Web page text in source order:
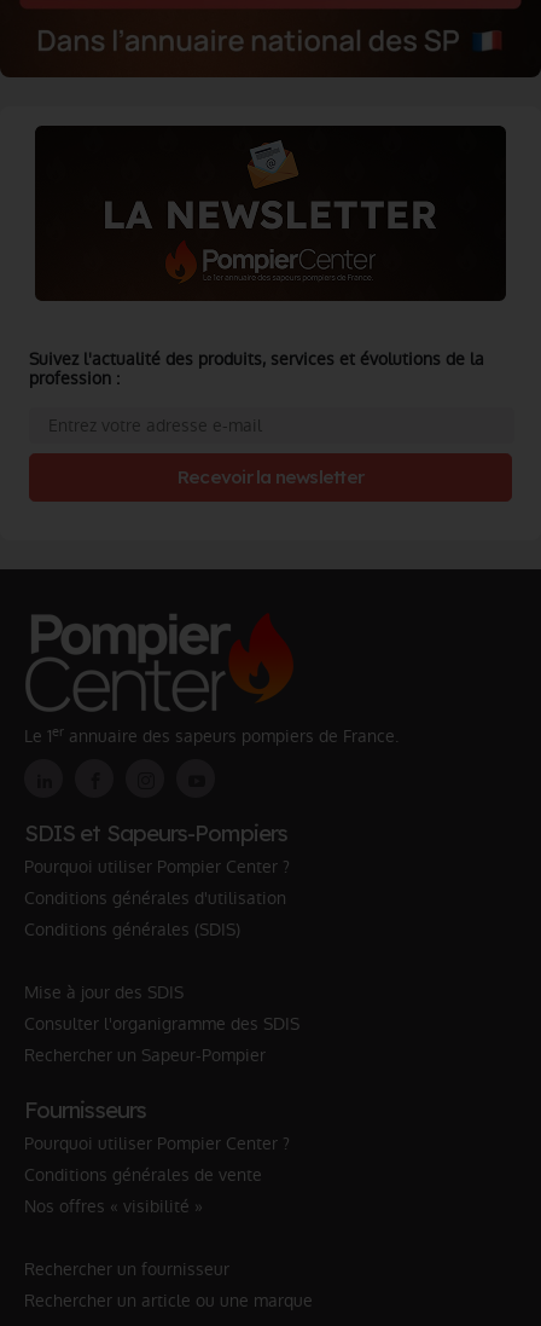
Suivez l'actualité des produits, services et évolutions de la
profession :
Recevoir la newsletter
Le 1er annuaire des sapeurs pompiers de France.
SDIS et Sapeurs-Pompiers
Pourquoi utiliser Pompier Center ?
Conditions générales d'utilisation
Conditions générales (SDIS)
Mise à jour des SDIS
Consulter l'organigramme des SDIS
Rechercher un Sapeur-Pompier
Fournisseurs
Pourquoi utiliser Pompier Center ?
Conditions générales de vente
Nos offres « visibilité »
Rechercher un fournisseur
Rechercher un article ou une marque